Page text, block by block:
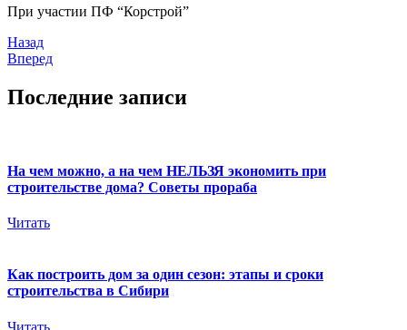
При участии ПФ “Корстрой”
Назад
Вперед
Последние записи
На чем можно, а на чем НЕЛЬЗЯ экономить при
строительстве дома? Советы прораба
Читать
Как построить дом за один сезон: этапы и сроки
строительства в Сибири
Читать